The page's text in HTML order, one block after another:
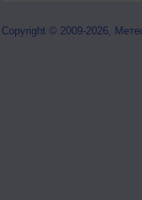
Copyright © 2009-2026,